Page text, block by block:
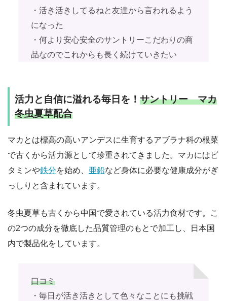
・活き活きしてるねと友達から言われるよう
になった
・何より安心安全のサントリーこだわりの商
品なのでこれからも長く続けていきたい
活力と自信に溢れる毎日を！ サントリー マカ
冬虫夏草配合
マカとは標高の高いアンデスに生育するアブラナ科の根菜
で古くから活力源として珍重されてきました。マカにはビ
タミンや鉄分を始め、 亜鉛など身体に必要な健康成分がぎ
っしりと含まれています。
冬虫夏草も古くから中国で愛されている活力食材です。こ
の2つの成分を徹底した品質管理のもとで加工し、日本国
内で製品化をしています。
口コミ
・毎日が活き活きとして色々なことにも挑戦